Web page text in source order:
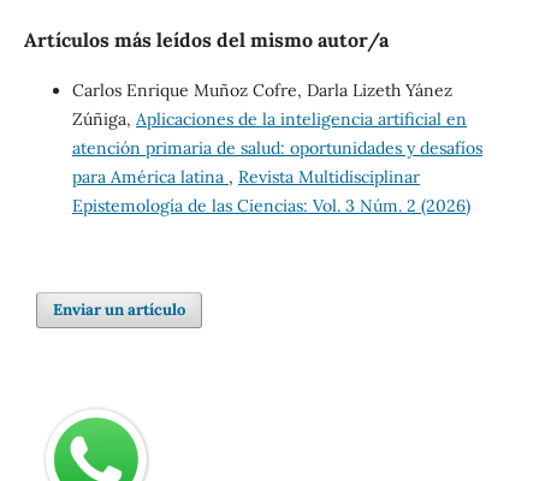
Artículos más leídos del mismo autor/a
Carlos Enrique Muñoz Cofre, Darla Lizeth Yánez
Zúñiga, Aplicaciones de la inteligencia artificial en
atención primaria de salud: oportunidades y desafíos
para América latina , Revista Multidisciplinar
Epistemología de las Ciencias: Vol. 3 Núm. 2 (2026)
Enviar un artículo